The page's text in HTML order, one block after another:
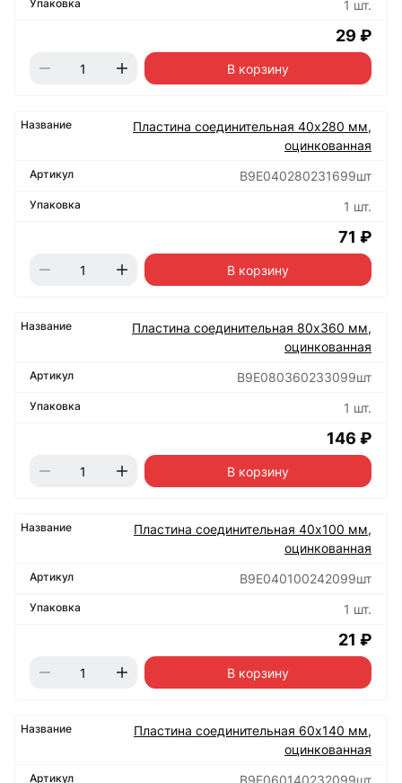
1 шт.
29 ₽
В корзину
Пластина соединительная 40х280 мм,
оцинкованная
B9E040280231699шт
1 шт.
71 ₽
В корзину
Пластина соединительная 80х360 мм,
оцинкованная
B9E080360233099шт
1 шт.
146 ₽
В корзину
Пластина соединительная 40х100 мм,
оцинкованная
B9E040100242099шт
1 шт.
21 ₽
В корзину
Пластина соединительная 60х140 мм,
оцинкованная